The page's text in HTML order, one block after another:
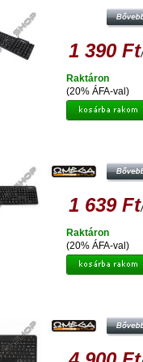
1 390 Ft
(20% ÁFA-val)
Raktáron
42140
1 639 Ft
(20% ÁFA-val)
Raktáron